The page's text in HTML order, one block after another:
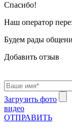
Cпасибо!
Наш оператор
Будем рады
Добавить отзыв
Загрузить фото
видео
ОТПРАВИТЬ